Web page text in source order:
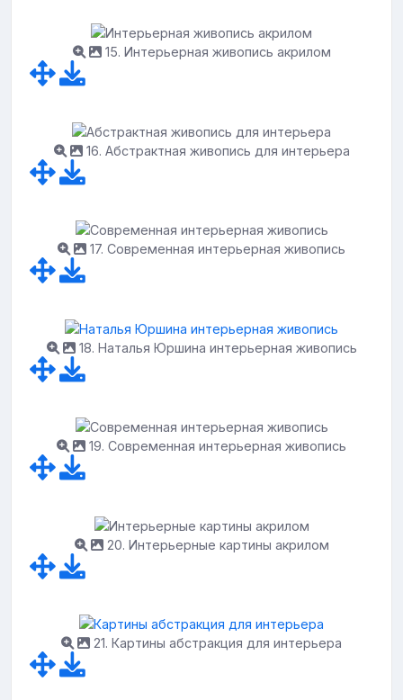
15. Интерьерная живопись акрилом
16. Абстрактная живопись для интерьера
17. Современная интерьерная живопись
18. Наталья Юршина интерьерная живопись
19. Современная интерьерная живопись
20. Интерьерные картины акрилом
21. Картины абстракция для интерьера